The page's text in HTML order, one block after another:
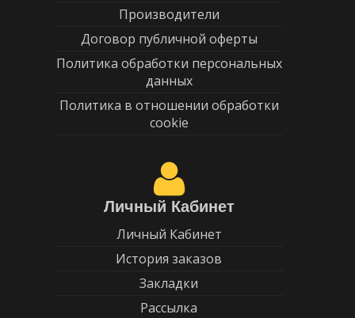
Производители
Договор публичной оферты
Политика обработки персональных
данных
Политика в отношении обработки
cookie
Личный Кабинет
Личный Кабинет
История заказов
Закладки
Рассылка